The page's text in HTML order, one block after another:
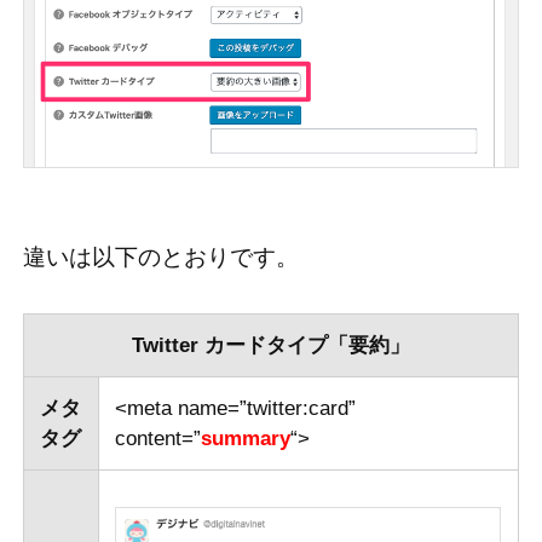
違いは以下のとおりです。
Twitter カードタイプ「要約」
メタ
タグ
<meta name=”twitter:card”
content=”summary“>